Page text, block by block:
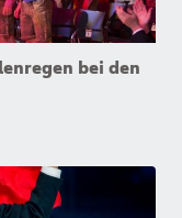
bei den